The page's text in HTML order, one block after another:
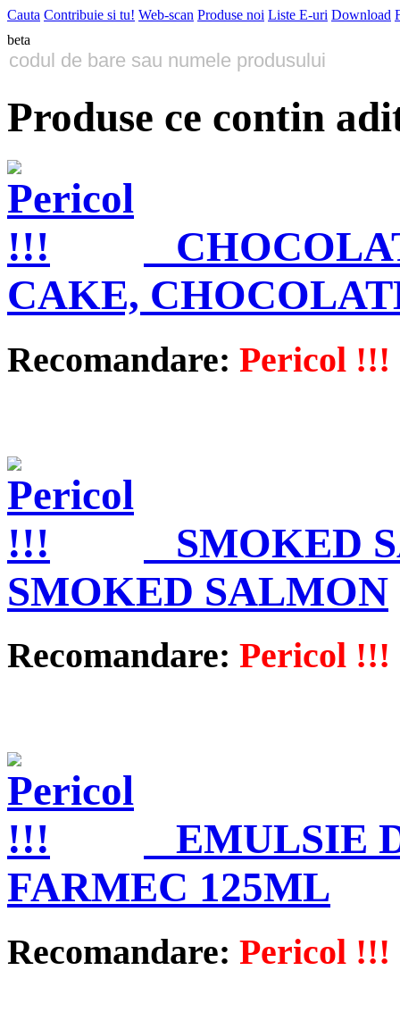
Cauta Contribuie si tu! Web-scan Produse noi Liste E-uri Download
beta
Produse ce contin
CAKE,
Recomandare: Pericol !!!
SMOKED
SMOKED SALMON
Recomandare: Pericol !!!
EMULSIE
FARMEC 125ML
Recomandare: Pericol !!!